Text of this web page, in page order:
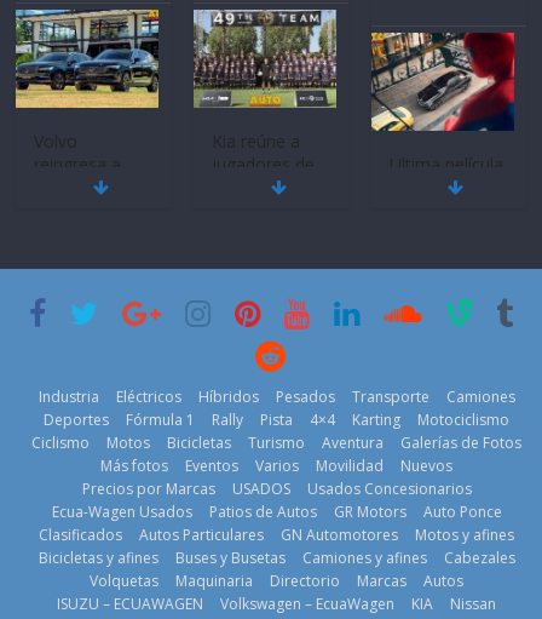
Volvo
reingresa a
Ecuador de la
18 de julio de
2026
Mercado
automotor
ecuatoriano
creció un 28%
en julio de
Kia reúne a
jugadores de
fútbol de todo
2026
La Vuelta al
Ecuador 2026,
edición 47ª,
recorre 7
provincias en 8
días
Ultima película
‘Spider‑Man:
29 de julio de
¿Qué puede
pasar con tu
vehículo si
permanece
varios días sin
Industria Eléctricos Híbridos Pesados Transporte
Camiones
Deportes
Fórmula 1 Rally Pista 4×4 Karting
Motociclismo
Ciclismo
Motos Bicicletas Turismo Aventura
Galerías de Fotos
Más fotos
Eventos Varios Movilidad
Nuevos
Precios por Marcas
USADOS
Usados Concesionarios
Ecua-Wagen Usados
Patios de Autos GR Motors
Auto Ponce
Clasificados
Autos Particulares GN Automotores
Motos y afines
Bicicletas y afines
Buses y Busetas Camiones y afines
Cabezales
Volquetas
Maquinaria Directorio Marcas
Autos
ISUZU – ECUAWAGEN
Volkswagen – EcuaWagen KIA
Nissan